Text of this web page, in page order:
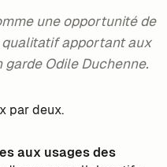
une opportunité de
qualitatif apportant aux
Odile Duchenne.
par deux.
aux usages des